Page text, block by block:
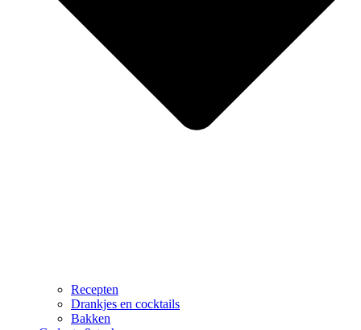
Recepten
Drankjes en cocktails
Bakken